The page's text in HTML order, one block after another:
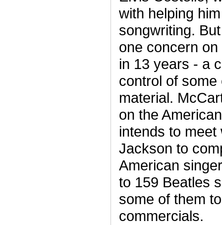
with helping
songwriting.
one concern
in 13 years - a
control of
material.
on the
intends to
Jackson to
American
to 159 Beatles
some of them
commercials.